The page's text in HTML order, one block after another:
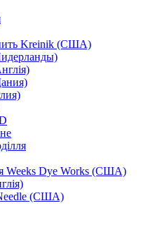
Kreinik (США)
Weeks Dye Works (США)
(США)